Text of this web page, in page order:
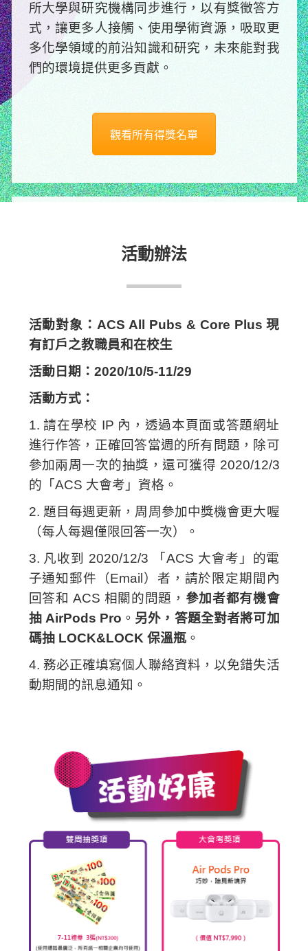
所大學與研究機構同步進行，以有獎徵答方
式，讓更多人接觸、使用學術資源，吸取更
多化學領域的前沿知識和研究，未來能對我
們的環境提供更多貢獻。
觀看所有得獎名單
活動辦法
活動對象：ACS All Pubs & Core Plus 現
有訂戶之教職員和在校生
活動日期：2020/10/5-11/29
活動方式：
1. 請在學校 IP 內，透過本頁面或答題網址
進行作答，正確回答當週的所有問題，除可
參加兩周一次的抽獎，還可獲得 2020/12/3
的「ACS 大會考」資格。
2. 題目每週更新，周周參加中獎機會更大喔
（每人每週僅限回答一次）。
3. 凡收到 2020/12/3 「ACS 大會考」的電
子通知郵件（Email）者，請於限定期間內
回答和 ACS 相關的問題， 參加者都有機會
抽 AirPods Pro 。 另外，答題全對者將可加
碼抽 LOCK&LOCK 保溫瓶。
4. 務必正確填寫個人聯絡資料，以免錯失活
動期間的訊息通知。